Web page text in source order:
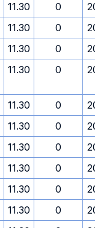
11.30 0
11.30 0
11.30 0
11.30 0
11.30 0
11.30 0
11.30 0
11.30 0
11.30 0
11.30 0